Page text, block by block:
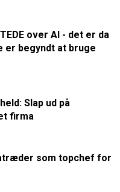
over AI - det er da
er begyndt at bruge
Slap ud på
firma
som topchef for